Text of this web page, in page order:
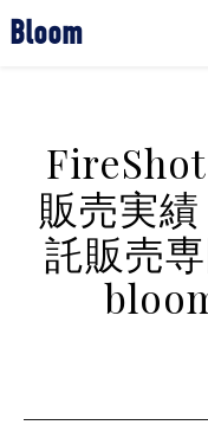
Bloom
販売実
託販売